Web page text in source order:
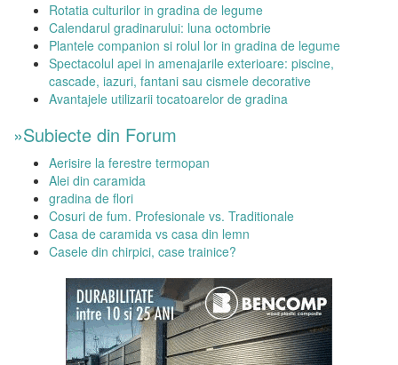
Rotatia culturilor in gradina de legume
Calendarul gradinarului: luna octombrie
Plantele companion si rolul lor in gradina de legume
Spectacolul apei in amenajarile exterioare: piscine,
cascade, iazuri, fantani sau cismele decorative
Avantajele utilizarii tocatoarelor de gradina
»Subiecte din Forum
Aerisire la ferestre termopan
Alei din caramida
gradina de flori
Cosuri de fum. Profesionale vs. Traditionale
Casa de caramida vs casa din lemn
Casele din chirpici, case trainice?